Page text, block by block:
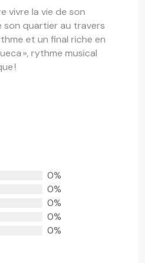
vivre la vie de son
son quartier au travers
et un final riche en
», rythme musical
!
0%
0%
0%
0%
0%